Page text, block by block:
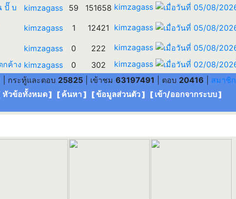
ปั๊ บ kimzagass 59 151658 kimzagass
kimzagass 1 12421 kimzagass
kimzagass 0 222
kimzagass
กค้าง kimzagass 0 302
kimzagass
| กระทู้และตอบ 25825| เข้าชม 63197491 | ตอบ 20416 สมาชิก
หัวข้อทั้งหมด] [ ค้นหา ] [ข้อมูลส่วนตัว] [ เข้า/ออกจากระบบ]